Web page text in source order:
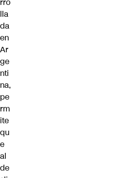
lla
da
en
Ar
ge
nti
na,
pe
rm
ite
qu
e
al
de